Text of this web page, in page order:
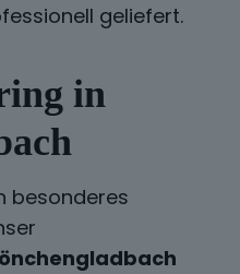
geliefert.
in
besonderes